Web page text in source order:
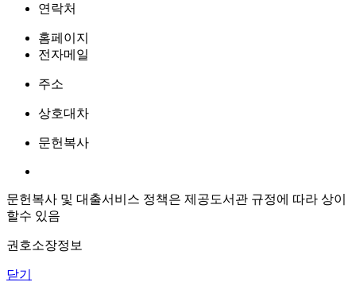
연락처
홈페이지
전자메일
주소
상호대차
문헌복사
문헌복사 및 대출서비스 정책은 제공도서관 규정에 따라 상이
할수 있음
권호소장정보
닫기